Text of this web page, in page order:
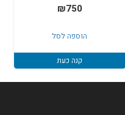
₪750
הוספה לסל
קנה כעת